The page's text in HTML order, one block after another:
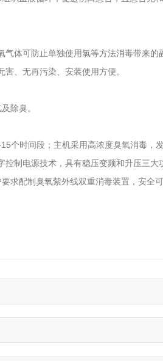
体可防止单独使用氯等方法消毒带来的
、无再污染、安装使用方便。
除臭。
个时间段；主机采用高浓度臭氧消毒，
制电源技术，具有稳压变频和升压三大
求配制臭氧紫外线双重消毒装置，安全可